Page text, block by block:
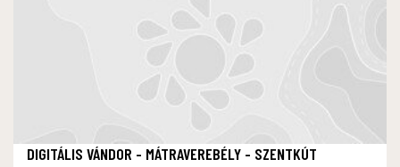
DIGITÁLIS VÁNDOR - MÁTRAVEREBÉLY - SZENTKÚT